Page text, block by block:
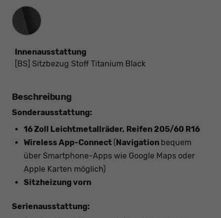
Innenausstattung
Innenausstattung
[BS] Sitzbezug Stoff Titanium Black
Beschreibung
Sonderausstattung:
16 Zoll Leichtmetallräder, Reifen 205/60 R16
Wireless App-Connect ( Navigation bequem
über Smartphone-Apps wie Google Maps oder
Apple Karten möglich)
Sitzheizung vorn
Serienausstattung: